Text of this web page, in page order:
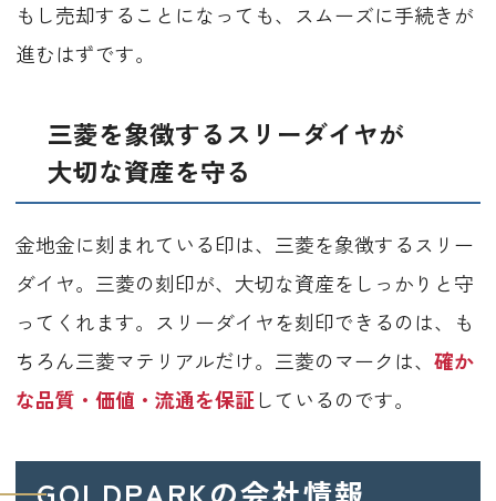
もし売却することになっても、スムーズに手続きが
進むはずです。
三菱を象徴するスリーダイヤが
大切な資産を守る
金地金に刻まれている印は、三菱を象徴するスリー
ダイヤ。三菱の刻印が、大切な資産をしっかりと守
ってくれます。スリーダイヤを刻印できるのは、も
ちろん三菱マテリアルだけ。三菱のマークは、確か
な品質・価値・流通を保証 しているのです。